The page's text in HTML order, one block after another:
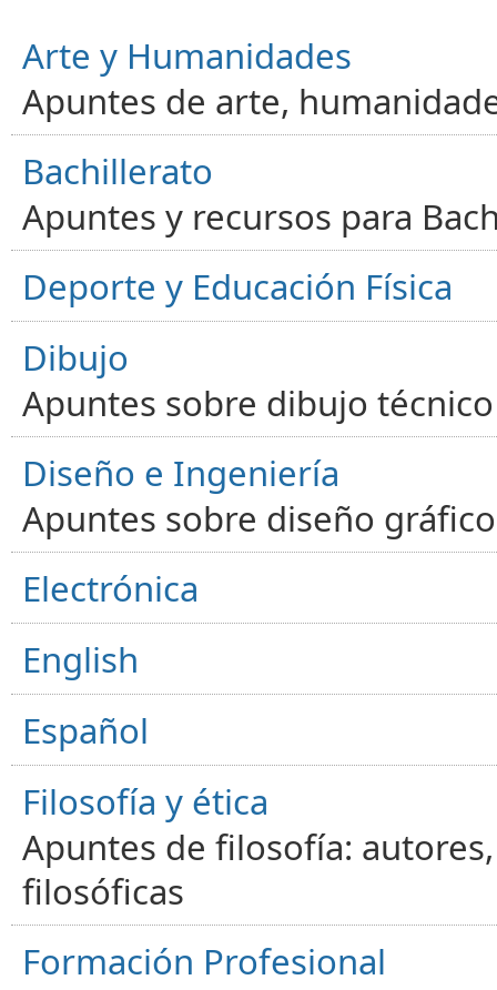
Arte y Humanidades
Apuntes de arte,
Bachillerato
Apuntes y recursos para
Deporte y Educación Física
Dibujo
Apuntes sobre dibujo
Diseño e Ingeniería
Apuntes sobre diseño
Electrónica
English
Español
Filosofía y ética
Apuntes de filosofía:
filosóficas
Formación Profesional